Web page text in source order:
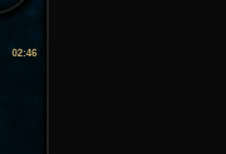
02:46